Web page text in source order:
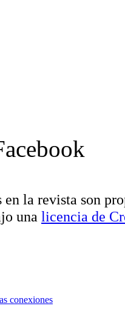
la revista son
una licencia de
conexiones